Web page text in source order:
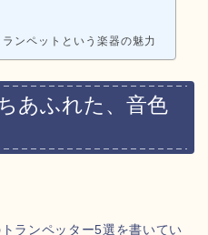
ンペットという楽器の魅力
あふれた、音色
ランペッター5選を書いてい